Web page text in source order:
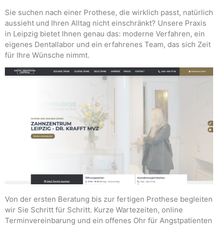
Sie suchen nach einer Prothese, die wirklich passt, natürlich
aussieht und Ihren Alltag nicht einschränkt? Unsere Praxis
in Leipzig bietet Ihnen genau das: moderne Verfahren, ein
eigenes Dentallabor und ein erfahrenes Team, das sich Zeit
für Ihre Wünsche nimmt.
Von der ersten Beratung bis zur fertigen Prothese begleiten
wir Sie Schritt für Schritt. Kurze Wartezeiten, online
Terminvereinbarung und ein offenes Ohr für Angstpatienten